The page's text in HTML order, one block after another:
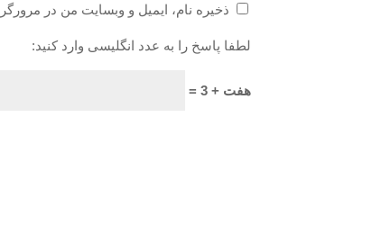
ذخیره نام، ایمیل و وبسایت من در
لطفا پاسخ را به عدد انگلیسی وارد کنید:
هفت + 3 =